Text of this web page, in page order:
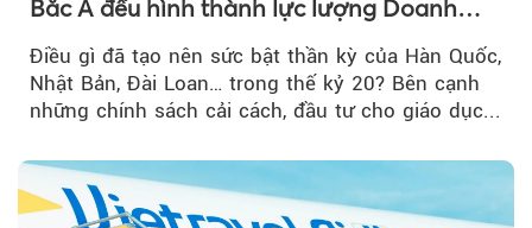
Bắc Á đều hình thành lực lượng Doanh
Điều gì đã tạo nên sức bật thần kỳ của Hàn Quốc,
Nhật Bản, Đài Loan… trong thế kỷ 20? Bên cạnh
những chính sách cải cách, đầu tư cho giáo dục...